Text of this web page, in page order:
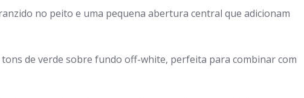
no peito e uma pequena abertura central que adicionam
de verde sobre fundo off-white, perfeita para combinar com